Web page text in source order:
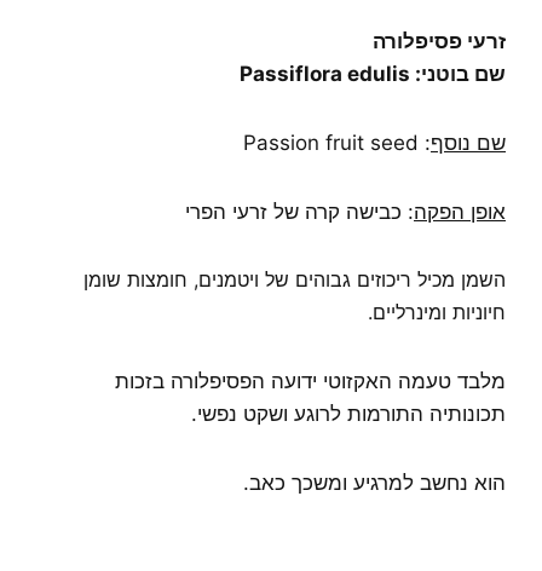
זרעי פסיפלורה
שם בוטני: Passiflora edulis
שם נוסף: Passion fruit seed
אופן הפקה: כבישה קרה של זרעי הפרי
השמן מכיל ריכוזים גבוהים של ויטמנים, חומצות שומן
חיוניות ומינרליים.
מלבד טעמה האקזוטי ידועה הפסיפלורה בזכות
תכונותיה התורמות לרוגע ושקט נפשי.
הוא נחשב למרגיע ומשכך כאב.